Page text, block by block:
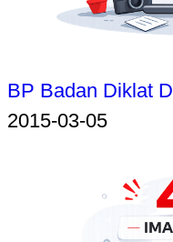
BP Badan Diklat
2015-03-05